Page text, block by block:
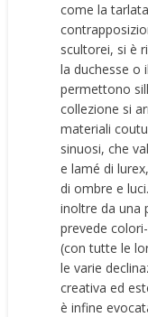
come la
scultorei, si è
la duchesse o
permettono
collezione si
materiali
sinuosi, che
e lamé di
di ombre e
inoltre da una
prevede
(con tutte le
le varie
creativa ed
è infine